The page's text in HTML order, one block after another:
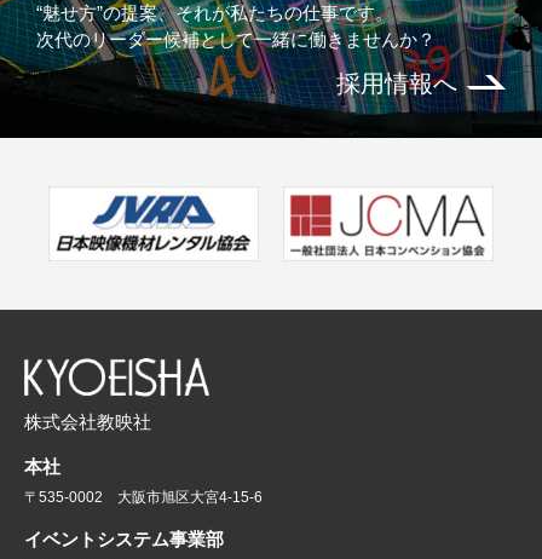
“魅せ方”の提案、それが私たちの仕事です。
次代のリーダー候補として一緒に働きませんか？
採用情報へ
株式会社教映社
本社
〒535-0002 大阪市旭区大宮4-15-6
イベントシステム事業部